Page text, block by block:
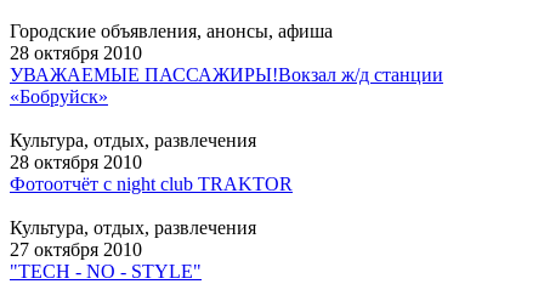
Городские объявления, анонсы, афиша
28 октября 2010
УВАЖАЕМЫЕ ПАССАЖИРЫ!Вокзал ж/д станции
«Бобруйск»
Культура, отдых, развлечения
28 октября 2010
Фотоотчёт с night club TRAKTOR
Культура, отдых, развлечения
27 октября 2010
"TECH - NO - STYLE"